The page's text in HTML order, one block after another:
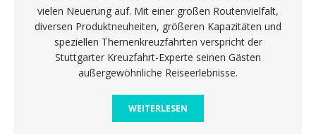
vielen Neuerung auf. Mit einer großen Routenvielfalt,
diversen Produktneuheiten, größeren Kapazitäten und
speziellen Themenkreuzfahrten verspricht der
Stuttgarter Kreuzfahrt-Experte seinen Gästen
außergewöhnliche Reiseerlebnisse.
WEITERLESEN